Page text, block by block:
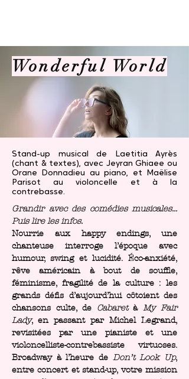
Wonderful World
Stand-up musical de Laetitia Ayrès
(chant & textes), avec Jeyran Ghiaee ou
Orane Donnadieu au piano, et Maëlise
Parisot au violoncelle et à la
contrebasse.
Grandir avec des comédies musicales...
Puis lire les infos.
Nourrie aux happy endings, une
chanteuse interroge l’époque avec
humour, swing et lucidité. Éco-anxiété,
rêve américain à bout de souffle,
féminisme, fragilité de la culture : les
grands défis d’aujourd’hui côtoient des
chansons culte, de CabaretàMy Fair
Lady, en passant par Michel Legrand,
revisitées par une pianiste et une
violoncelliste-contrebassiste virtuoses.
Broadway à l’heure de Don’t Look Up,
entre concert et stand-up, votre mission